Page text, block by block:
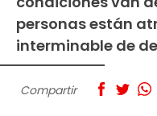
personas están
interminable de
Compartir